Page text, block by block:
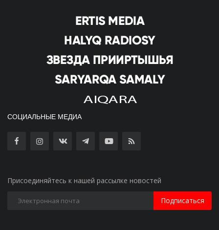
СОЦИАЛЬНЫЕ МЕДИА
Присоединяйтесь к нашей рассылке новостей
Подписаться